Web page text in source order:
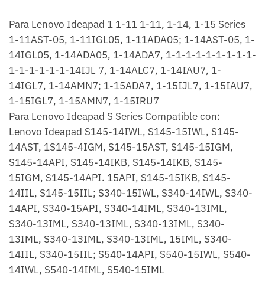
Para Lenovo Ideapad 1 1-11 1-11, 1-14, 1-15 Series
1-11AST-05, 1-11IGL05, 1-11ADA05; 1-14AST-05, 1-
14IGL05, 1-14ADA05, 1-14ADA7, 1-1-1-1-1-1-1-1-1-
1-1-1-1-1-1-14IJL 7, 1-14ALC7, 1-14IAU7, 1-
14IGL7, 1-14AMN7; 1-15ADA7, 1-15IJL7, 1-15IAU7,
1-15IGL7, 1-15AMN7, 1-15IRU7
Para Lenovo Ideapad S Series Compatible con:
Lenovo Ideapad S145-14IWL, S145-15IWL, S145-
14AST, 1S145-4IGM, S145-15AST, S145-15IGM,
S145-14API, S145-14IKB, S145-14IKB, S145-
15IGM, S145-14API. 15API, S145-15IKB, S145-
14IIL, S145-15IIL; S340-15IWL, S340-14IWL, S340-
14API, S340-15API, S340-14IML, S340-13IML,
S340-13IML, S340-13IML, S340-13IML, S340-
13IML, S340-13IML, S340-13IML, 15IML, S340-
14IIL, S340-15IIL; S540-14API, S540-15IWL, S540-
14IWL, S540-14IML, S540-15IML